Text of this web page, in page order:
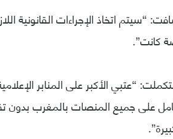
“سيتم اتخاذ الإجراءات
كانت”.
“عتبي الأكبر على المنابر
على جميع المنصات بالمغرب بدون